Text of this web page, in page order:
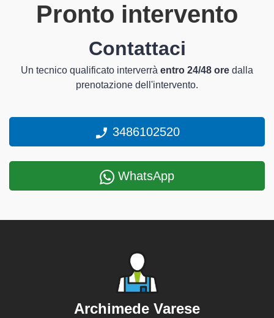
Pronto intervento
Contattaci
Un tecnico qualificato interverrà entro 24/48 ore dalla
prenotazione dell'intervento.
3486102520
WhatsApp
Archimede Varese